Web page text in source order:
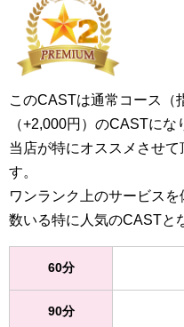
このCASTは通常コース（
（+2,000円）のCASTにな
当店が特にオススメさせ
す。
ワンランク上のサービス
数いる特に人気のCASTと
60分
90分